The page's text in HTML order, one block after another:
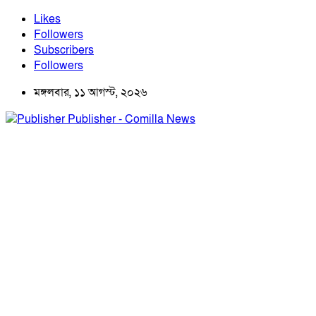
Likes
Followers
Subscribers
Followers
মঙ্গলবার, ১১ আগস্ট, ২০২৬
Publisher - Comilla News